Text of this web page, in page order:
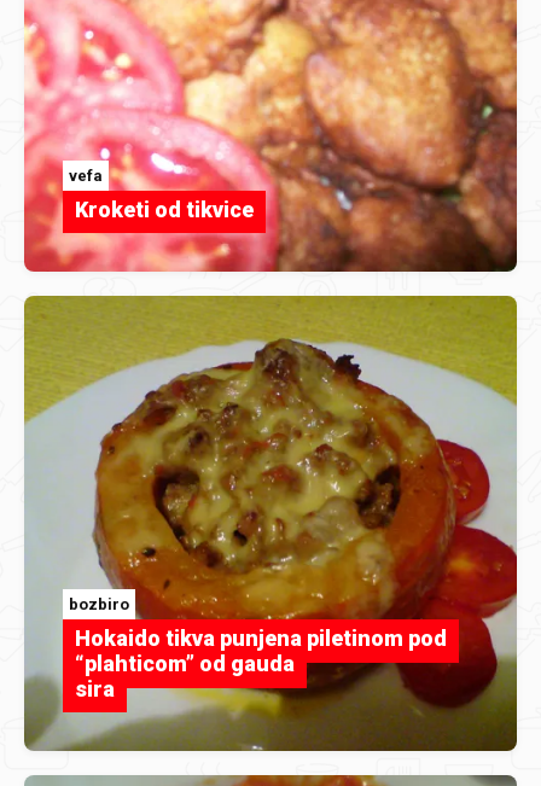
vefa
Kroketi od tikvice
bozbiro
Hokaido tikva punjena piletinom pod
“plahticom” od gauda
sira